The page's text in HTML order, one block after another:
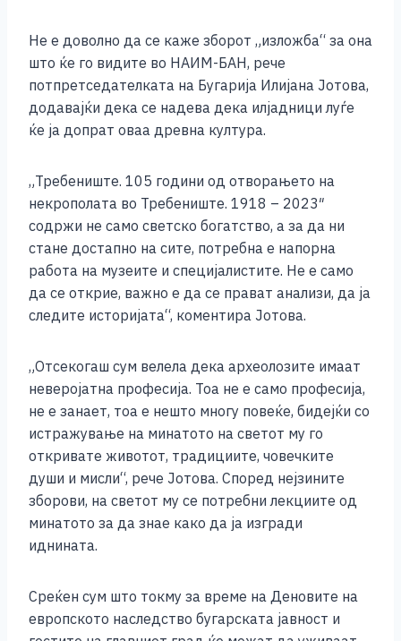
Не е доволно да се каже зборот „изложба“ за она
што ќе го видите во НАИМ-БАН, рече
потпретседателката на Бугарија Илијана Јотова,
додавајќи дека се надева дека илјадници луѓе
ќе ја допрат оваа древна култура.
„Требениште. 105 години од отворањето на
некрополата во Требениште. 1918 – 2023″
содржи не само светско богатство, а за да ни
стане достапно на сите, потребна е напорна
работа на музеите и специјалистите. Не е само
да се открие, важно е да се прават анализи, да ја
следите историјата“, коментира Јотова.
„Отсекогаш сум велела дека археолозите имаат
неверојатна професија. Тоа не е само професија,
не е занает, тоа е нешто многу повеќе, бидејќи со
истражување на минатото на светот му го
откривате животот, традициите, човечките
души и мисли“, рече Јотова. Според нејзините
зборови, на светот му се потребни лекциите од
минатото за да знае како да ја изгради
иднината.
Среќен сум што токму за време на Деновите на
европското наследство бугарската јавност и